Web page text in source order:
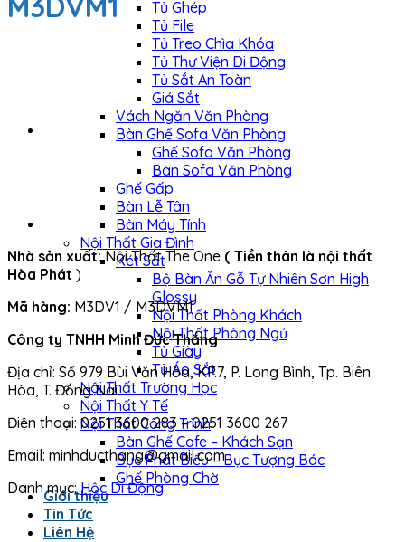
Tủ Ghép
Tủ File
Tủ Treo Chìa Khóa
Tủ Thư Viện Di Động
Tủ Sắt An Toàn
Giá Sắt
Vách Ngăn Văn Phòng
Bàn Ghế Sofa Văn Phòng
Ghế Sofa Văn Phòng
Bàn Sofa Văn Phòng
Ghế Gấp
Bàn Lễ Tân
Bàn Máy Tính
Nội Thất Gia Đình
Két Sắt
Bộ Bàn Ăn Gỗ Tự Nhiên Sơn High
Glossy
Nội Thất Phòng Khách
Nội Thất Phòng Ngủ
Tủ Giày
Tủ Áo Sắt
Nội Thất Trường Học
Nội Thất Y Tế
Nội Thất Công Trình
Bàn Ghế Cafe – Khách Sạn
Bục Phát Biểu – Bục Tượng Bác
Ghế Phòng Chờ
Giới thiệu
Tin Tức
Liên Hệ
Nhà sản xuất:Nội Thất The One ( Tiền thân là nội thất
Hòa Phát )
Mã hàng: M3DV1 / M3DVM1
Công ty TNHH Minh Đức Thắng
Địa chỉ: Số 979 Bùi Văn Hòa, KP.7, P. Long Bình, Tp. Biên
Hòa, T. Đồng Nai
Điện thoại: 0251 3600 283 – 0251 3600 267
Email: minhducthang@gmail.com
Danh mục: Hộc Di Động